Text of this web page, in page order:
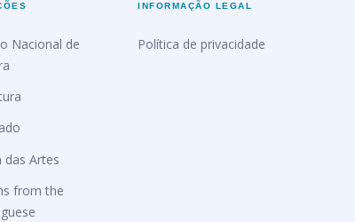
Nacional de
das Artes
from the
INFORMAÇÃO LEGAL
Política de privacidade